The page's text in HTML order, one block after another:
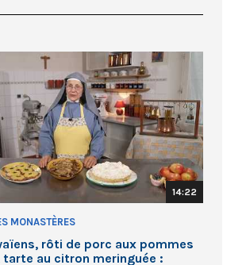
14:22
MONASTÈRES
rôti de porc aux pommes
tarte au citron meringuée :